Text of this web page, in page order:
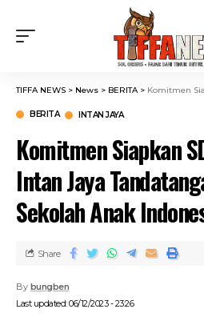
TIFFA NEWS > News > BERITA> Komitmen Siapkan SDM, Pj
BERITA INTAN JAYA
Komitmen Siapkan
Intan Jaya
Sekolah Anak
Last updated: 06/12/2023 - 23:26
By bungben
Share